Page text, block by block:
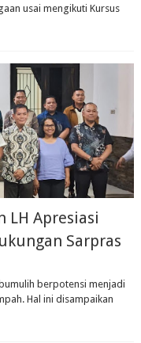
usai mengikuti Kursus
LH Apresiasi
Sarpras
berpotensi menjadi
Hal ini disampaikan